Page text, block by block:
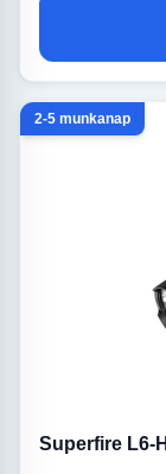
2-5 munkanap
Superfire L6-